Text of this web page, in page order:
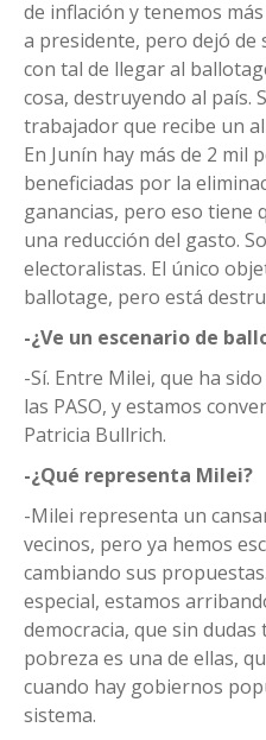
de inflación y tenemos
a presidente, pero dejó de
con tal de llegar al
cosa, destruyendo al país.
trabajador que recibe un
En Junín hay más de 2 mil
beneficiadas por la
ganancias, pero eso tiene
una reducción del gasto.
electoralistas. El único
ballotage, pero está
-¿Ve un escenario de
-Sí. Entre Milei, que ha
las PASO, y estamos
Patricia Bullrich.
-¿Qué representa Milei?
-Milei representa un
vecinos, pero ya hemos
cambiando sus
especial, estamos
democracia, que sin
pobreza es una de ellas,
cuando hay gobiernos
sistema.